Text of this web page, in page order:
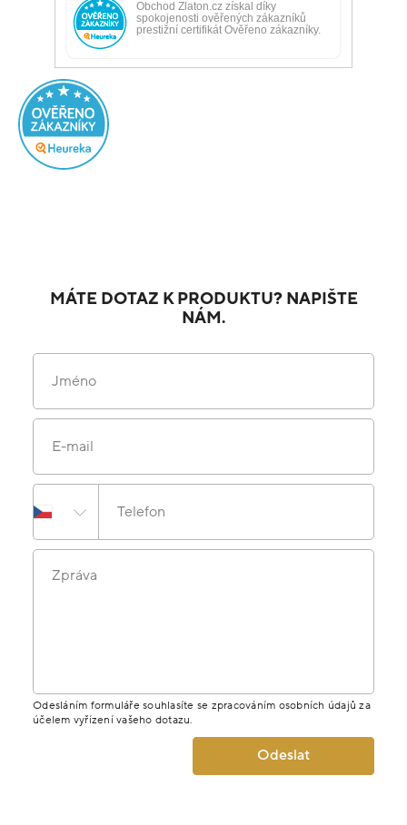
MÁTE DOTAZ K PRODUKTU? NAPIŠTE
NÁM.
Jméno
E-mail
Telefon
Zpráva
Odesláním formuláře souhlasíte se zpracováním osobních údajů za
účelem vyřízení vašeho dotazu.
Odeslat